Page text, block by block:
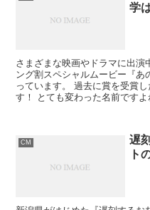
学
さまざまな映画やドラマに出演
ング割スペシャルムービー『あ
っています。 過去に賞を受賞
す！ とても変わった名前です
CM
遅
ト